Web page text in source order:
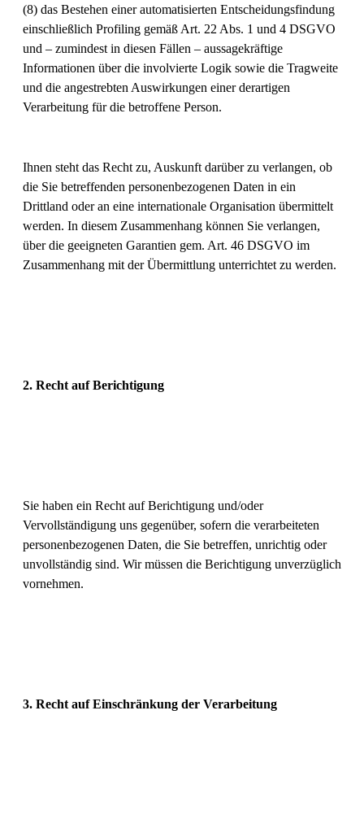
(8) das Bestehen einer automatisierten Entscheidungsfindung
einschließlich Profiling gemäß Art. 22 Abs. 1 und 4 DSGVO
und – zumindest in diesen Fällen – aussagekräftige
Informationen über die involvierte Logik sowie die Tragweite
und die angestrebten Auswirkungen einer derartigen
Verarbeitung für die betroffene Person.
Ihnen steht das Recht zu, Auskunft darüber zu verlangen, ob
die Sie betreffenden personenbezogenen Daten in ein
Drittland oder an eine internationale Organisation übermittelt
werden. In diesem Zusammenhang können Sie verlangen,
über die geeigneten Garantien gem. Art. 46 DSGVO im
Zusammenhang mit der Übermittlung unterrichtet zu werden.
2. Recht auf Berichtigung
Sie haben ein Recht auf Berichtigung und/oder
Vervollständigung uns gegenüber, sofern die verarbeiteten
personenbezogenen Daten, die Sie betreffen, unrichtig oder
unvollständig sind. Wir müssen die Berichtigung unverzüglich
vornehmen.
3. Recht auf Einschränkung der Verarbeitung